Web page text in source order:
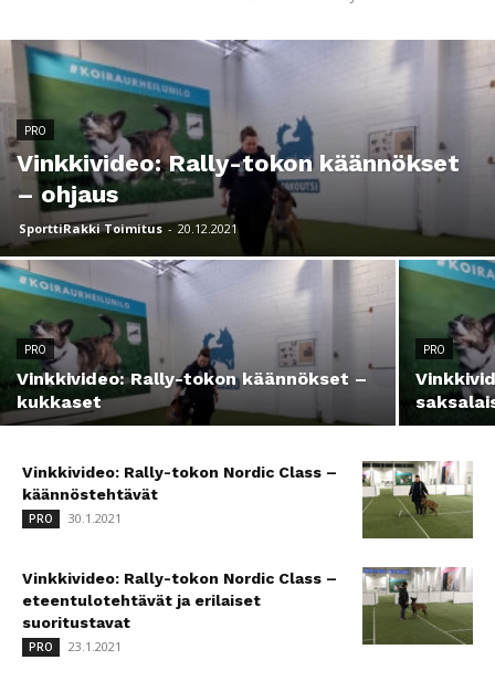
PRO
Vinkkivideo: Rally-tokon käännökset
– ohjaus
SporttiRakki Toimitus - 20.12.2021
PRO
Vinkkivideo: Rally-tokon käännökset –
kukkaset
PRO
Vinkkivideo: Rally-tokon Nordic Class –
käännöstehtävät
PRO 30.1.2021
Vinkkivideo: Rally-tokon Nordic Class –
eteentulotehtävät ja erilaiset
suoritustavat
PRO 23.1.2021